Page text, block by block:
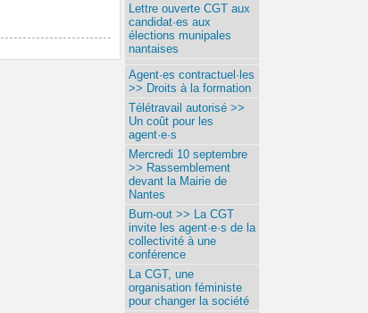
Lettre ouverte CGT aux
candidat·es aux
élections munipales
nantaises
Agent·es contractuel·les
>> Droits à la formation
Télétravail autorisé >>
Un coût pour les
agent·e·s
Mercredi 10 septembre
>> Rassemblement
devant la Mairie de
Nantes
Burn-out >> La CGT
invite les agent·e·s de la
collectivité à une
conférence
La CGT, une
organisation féministe
pour changer la société